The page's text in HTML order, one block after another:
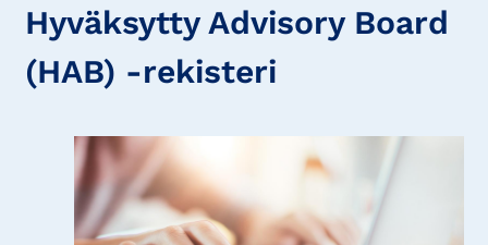
Hyväksytty Advisory Board
(HAB) -rekisteri